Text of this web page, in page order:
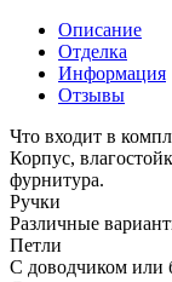
Описание
Отделка
Информация
Отзывы
Что входит в
Корпус,
фурнитура.
Ручки
Различные
Петли
С доводчиком или